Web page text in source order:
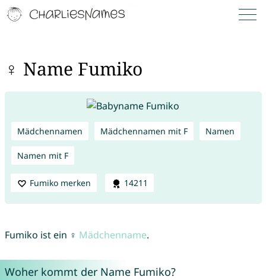
♀ Name Fumiko
Mädchennamen Mädchennamen mit F Namen
Namen mit F
Fumiko merken 14211
Fumiko ist ein ♀ Mädchenname.
Woher kommt der Name Fumiko?